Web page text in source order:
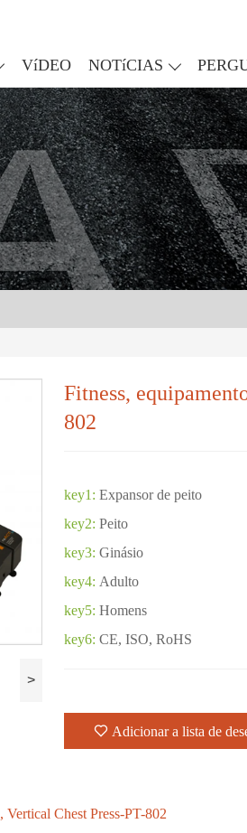
VíDEO NOTíCIAS
>
Fitness,
802
key1: Expansor de peito
key2: Peito
key3: Ginásio
key4: Adulto
key5: Homens
key6: CE, ISO, RoHS
Adicionar a lista de
Vertical Chest Press-PT-802